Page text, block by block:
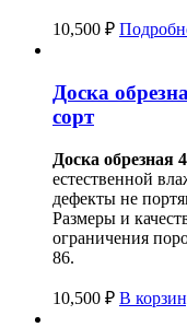
10,500 ₽
Доска
сорт
Доска обрезная
естественной
дефекты не
Размеры и
ограничения
86.
10,500 ₽ В